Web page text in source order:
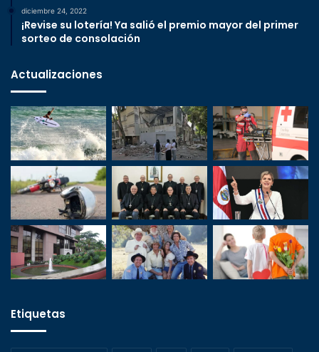
diciembre 24, 2022
¡Revise su lotería! Ya salió el premio mayor del primer
sorteo de consolación
Actualizaciones
Etiquetas